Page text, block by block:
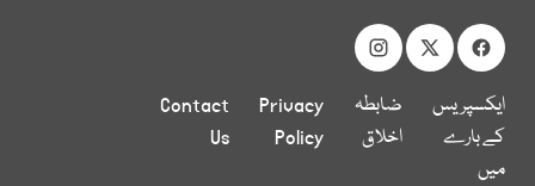
ایکسپریس
کے بارے
میں
ضابطہ
اخلاق
Privacy
Policy
Contact
Us